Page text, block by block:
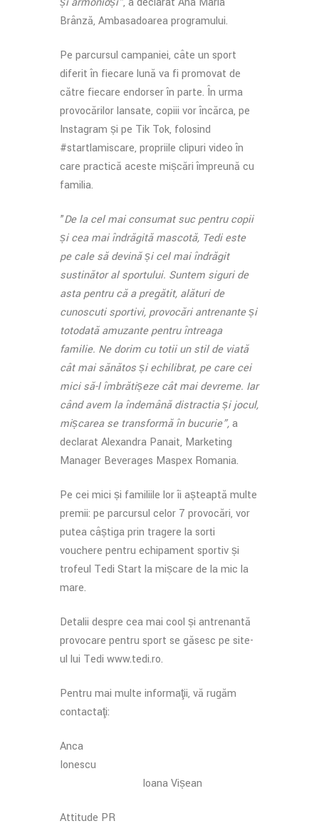
Brânză, Ambasadoarea programului.
Pe parcursul campaniei, câte un sport
diferit în fiecare lună va fi promovat de
către fiecare endorser în parte. În urma
provocărilor lansate, copiii vor încărca, pe
Instagram și pe Tik Tok, folosind
#startlamiscare, propriile clipuri video în
care practică aceste mișcări împreună cu
familia.
”De la cel mai consumat suc pentru copii
și cea mai îndrăgită mascotă, Tedi este
pe cale să devină și cel mai îndrăgit
susținător al sportului. Suntem siguri de
asta pentru că a pregătit, alături de
cunoscuți sportivi, provocări antrenante și
totodată amuzante pentru întreaga
familie. Ne dorim cu toții un stil de viață
cât mai sănătos și echilibrat, pe care cei
mici să-l îmbrățișeze cât mai devreme. Iar
când avem la îndemână distracția și jocul,
mișcarea se transformă în bucurie”,a
declarat Alexandra Panait, Marketing
Manager Beverages Maspex Romania.
Pe cei mici și familiile lor îi așteaptă multe
premii: pe parcursul celor 7 provocări, vor
putea câștiga prin tragere la sorți
vouchere pentru echipament sportiv și
trofeul Tedi Start la mișcare de la mic la
mare.
Detalii despre cea mai cool și antrenantă
provocare pentru sport se găsesc pe site-
ul lui Tedi www.tedi.ro.
Pentru mai multe informaţii, vă rugăm
contactaţi:
Anca
Ionescu
Ioana Vișean
Attitude PR